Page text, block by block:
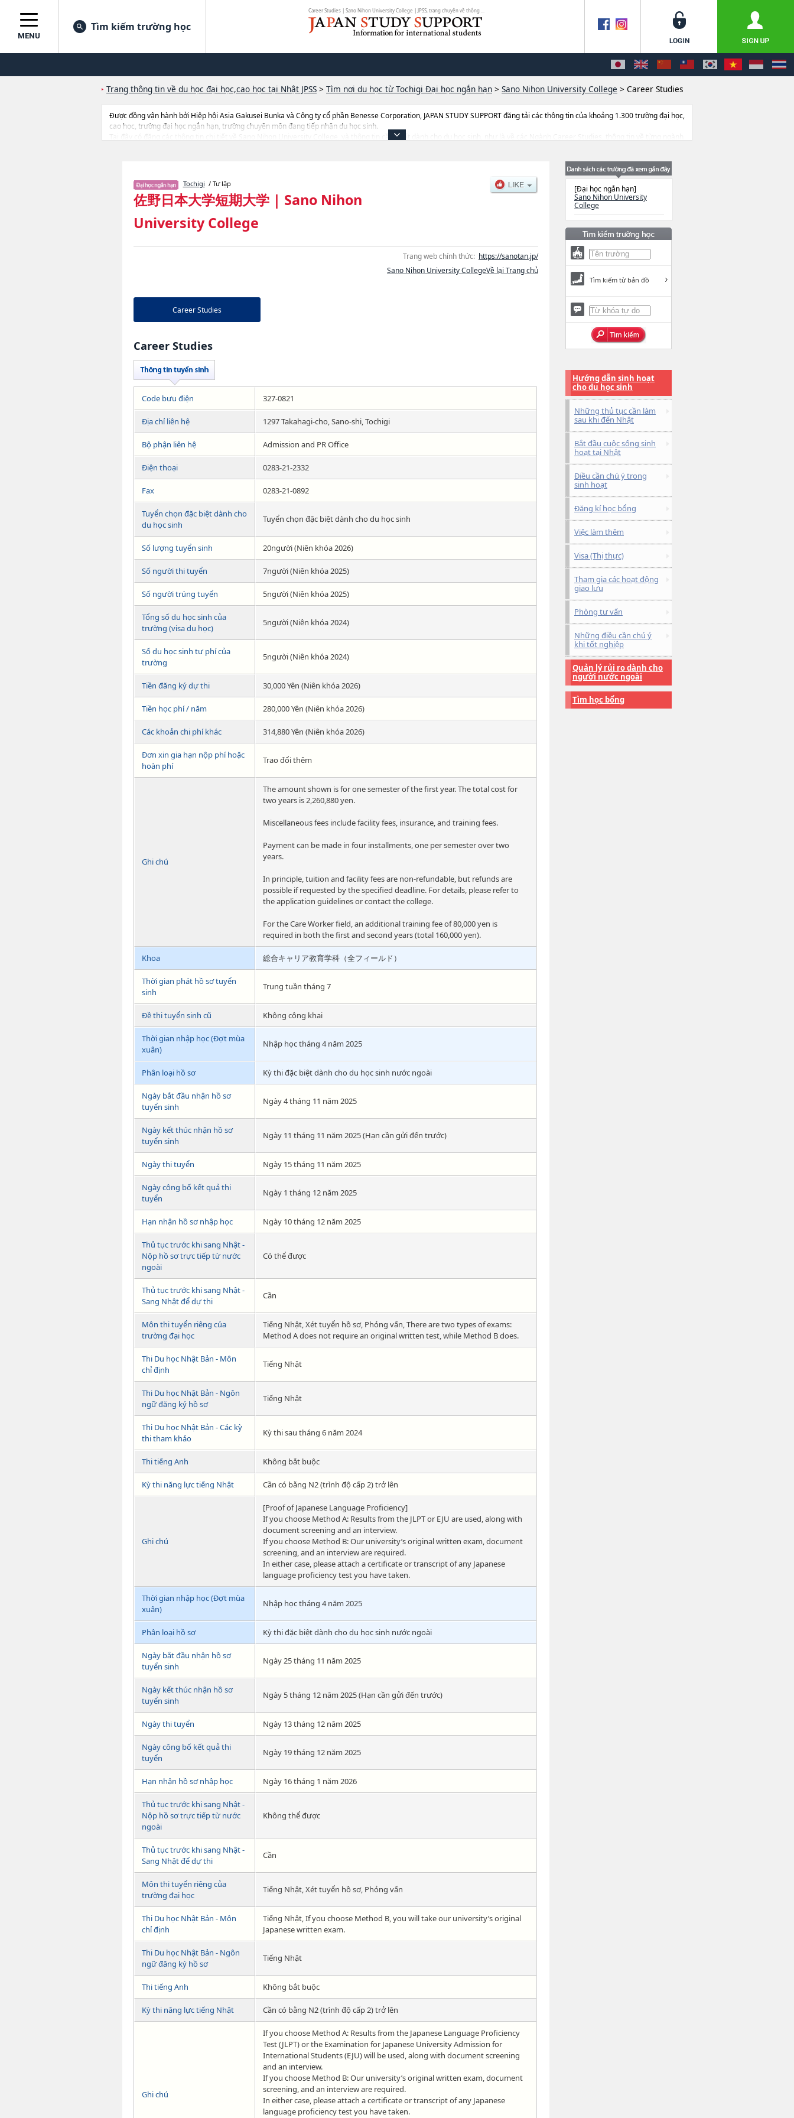
Career Studies | Sano Nihon University College | JPSS, trang chuyên về thông ...
MENU
Tìm kiếm trường học
Trang thông tin về du học đại học,cao học tại Nhật JPSS > Tìm nơi du học từ Tochigi Đại học ngắn hạn > Sano Nihon University College > Career Studies
Được đồng vận hành bởi Hiệp hội Asia Gakusei Bunka và Công ty cổ phần Benesse Corporation, JAPAN STUDY SUPPORT đăng tải các thông tin của khoảng 1.300 trường đại học,
cao học, trường đại học ngắn hạn, trường chuyên môn đang tiếp nhận du học sinh.
Tại đây có đăng các thông tin chi tiết về Sano Nihon University College, và thông tin cần thiết dành cho du học sinh, như là về các Ngành Career Studies, thông tin về từng ngành
Tochigi / Tư lập
佐野日本大学短期大学 | Sano Nihon
University College
Trang web chính thức: https://sanotan.jp/
Sano Nihon University CollegeVề lại Trang chủ
Career Studies
Career Studies
Code bưu điện 327-0821
Địa chỉ liên hệ 1297 Takahagi-cho, Sano-shi, Tochigi
Bộ phận liên hệ Admission and PR Office
Điện thoại 0283-21-2332
Fax 0283-21-0892
Tuyển chọn đặc biệt dành cho
du học sinh
Tuyển chọn đặc biệt dành cho du học sinh
Số lượng tuyển sinh 20người (Niên khóa 2026)
Số người thi tuyển 7người (Niên khóa 2025)
Số người trúng tuyển 5người (Niên khóa 2025)
Tổng số du học sinh của
trường (visa du học)
5người (Niên khóa 2024)
Số du học sinh tư phí của
trường
5người (Niên khóa 2024)
Tiền đăng ký dự thi 30,000 Yên (Niên khóa 2026)
Tiền học phí / năm 280,000 Yên (Niên khóa 2026)
Các khoản chi phí khác 314,880 Yên (Niên khóa 2026)
Đơn xin gia hạn nộp phí hoặc
hoàn phí
Trao đổi thêm
Ghi chú
The amount shown is for one semester of the first year. The total cost for
two years is 2,260,880 yen.
Miscellaneous fees include facility fees, insurance, and training fees.
Payment can be made in four installments, one per semester over two
years.
In principle, tuition and facility fees are non-refundable, but refunds are
possible if requested by the specified deadline. For details, please refer to
the application guidelines or contact the college.
For the Care Worker field, an additional training fee of 80,000 yen is
required in both the first and second years (total 160,000 yen).
Khoa 総合キャリア教育学科（全フィールド）
Thời gian phát hồ sơ tuyển
sinh
Trung tuần tháng 7
Đề thi tuyển sinh cũ Không công khai
Thời gian nhập học (Đợt mùa
xuân)
Nhập học tháng 4 năm 2025
Phân loại hồ sơ Kỳ thi đặc biệt dành cho du học sinh nước ngoài
Ngày bắt đầu nhận hồ sơ
tuyển sinh
Ngày 4 tháng 11 năm 2025
Ngày kết thúc nhận hồ sơ
tuyển sinh
Ngày 11 tháng 11 năm 2025 (Hạn cần gửi đến trước)
Ngày thi tuyển Ngày 15 tháng 11 năm 2025
Ngày công bố kết quả thi
tuyển
Ngày 1 tháng 12 năm 2025
Hạn nhận hồ sơ nhập học Ngày 10 tháng 12 năm 2025
Thủ tục trước khi sang Nhật -
Nộp hồ sơ trực tiếp từ nước
ngoài
Có thể được
Thủ tục trước khi sang Nhật -
Sang Nhật để dự thi
Cần
Môn thi tuyển riêng của
trường đại học
Tiếng Nhật, Xét tuyển hồ sơ, Phỏng vấn, There are two types of exams:
Method A does not require an original written test, while Method B does.
Thi Du học Nhật Bản - Môn
chỉ định
Tiếng Nhật
Thi Du học Nhật Bản - Ngôn
ngữ đăng ký hồ sơ
Tiếng Nhật
Thi Du học Nhật Bản - Các kỳ
thi tham khảo
Kỳ thi sau tháng 6 năm 2024
Thi tiếng Anh Không bắt buộc
Kỳ thi năng lực tiếng Nhật Cần có bằng N2 (trình độ cấp 2) trở lên
Ghi chú
[Proof of Japanese Language Proficiency]
If you choose Method A: Results from the JLPT or EJU are used, along with
document screening and an interview.
If you choose Method B: Our university’s original written exam, document
screening, and an interview are required.
In either case, please attach a certificate or transcript of any Japanese
language proficiency test you have taken.
Thời gian nhập học (Đợt mùa
xuân)
Nhập học tháng 4 năm 2025
Phân loại hồ sơ Kỳ thi đặc biệt dành cho du học sinh nước ngoài
Ngày bắt đầu nhận hồ sơ
tuyển sinh
Ngày 25 tháng 11 năm 2025
Ngày kết thúc nhận hồ sơ
tuyển sinh
Ngày 5 tháng 12 năm 2025 (Hạn cần gửi đến trước)
Ngày thi tuyển Ngày 13 tháng 12 năm 2025
Ngày công bố kết quả thi
tuyển
Ngày 19 tháng 12 năm 2025
Hạn nhận hồ sơ nhập học Ngày 16 tháng 1 năm 2026
Thủ tục trước khi sang Nhật -
Nộp hồ sơ trực tiếp từ nước
ngoài
Không thể được
Thủ tục trước khi sang Nhật -
Sang Nhật để dự thi
Cần
Môn thi tuyển riêng của
trường đại học
Tiếng Nhật, Xét tuyển hồ sơ, Phỏng vấn
Thi Du học Nhật Bản - Môn
chỉ định
Tiếng Nhật, If you choose Method B, you will take our university’s original
Japanese written exam.
Thi Du học Nhật Bản - Ngôn
ngữ đăng ký hồ sơ
Tiếng Nhật
Thi tiếng Anh Không bắt buộc
Kỳ thi năng lực tiếng Nhật Cần có bằng N2 (trình độ cấp 2) trở lên
Ghi chú
If you choose Method A: Results from the Japanese Language Proficiency
Test (JLPT) or the Examination for Japanese University Admission for
International Students (EJU) will be used, along with document screening
and an interview.
If you choose Method B: Our university’s original written exam, document
screening, and an interview are required.
In either case, please attach a certificate or transcript of any Japanese
language proficiency test you have taken.
[Đại học ngắn hạn]
Sano Nihon University
College
Tìm kiếm từ bản đồ
Hướng dẫn sinh hoạt
cho du học sinh
Những thủ tục cần làm
sau khi đến Nhật
Bắt đầu cuộc sống sinh
hoạt tại Nhật
Điều cần chú ý trong
sinh hoạt
Đăng kí học bổng
Việc làm thêm
Visa (Thị thực)
Tham gia các hoạt động
giao lưu
Phòng tư vấn
Những điều cần chú ý
khi tốt nghiệp
Quản lý rủi ro dành cho
người nước ngoài
Tìm học bổng